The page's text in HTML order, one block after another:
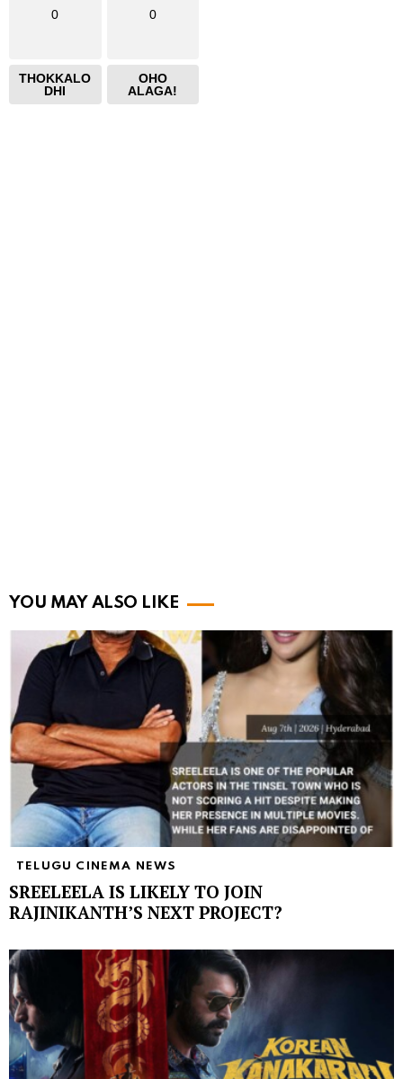
0
THOKKALO
DHI
0
OHO
ALAGA!
YOU MAY ALSO LIKE
TELUGU CINEMA NEWS
SREELEELA IS LIKELY TO JOIN
RAJINIKANTH’S NEXT PROJECT?